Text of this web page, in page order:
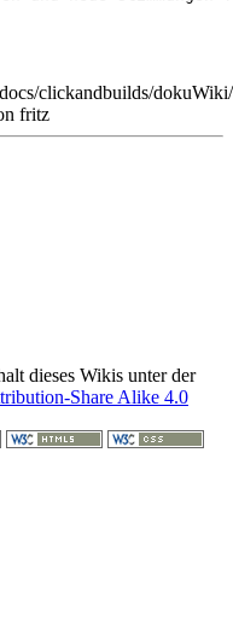
clickandbuilds/
fritz
dieses Wikis unter der
Share Alike 4.0